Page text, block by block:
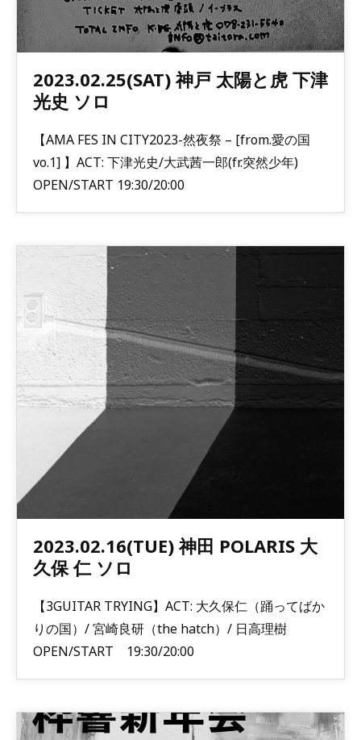
2023.02.25(SAT) 神戸 太陽と虎 下津
光史 ソロ
【AMA FES IN CITY2023-然夜祭 – [from.愛の国
vo.1] 】ACT: 下津光史/大武茜一郎(fr.突然少年)
OPEN/START 19:30/20:00
2023.02.16(TUE) 神田 POLARIS 大
久保 仁 ソロ
【3GUITAR TRYING】ACT: 大久保仁（踊ってばか
りの国）/ 宮崎良研（the hatch）/ 日高理樹
OPEN/START 19:30/20:00